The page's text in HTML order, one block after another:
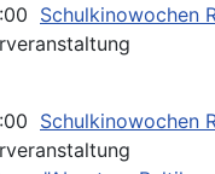
Schulkinowochen
Schulkinowochen